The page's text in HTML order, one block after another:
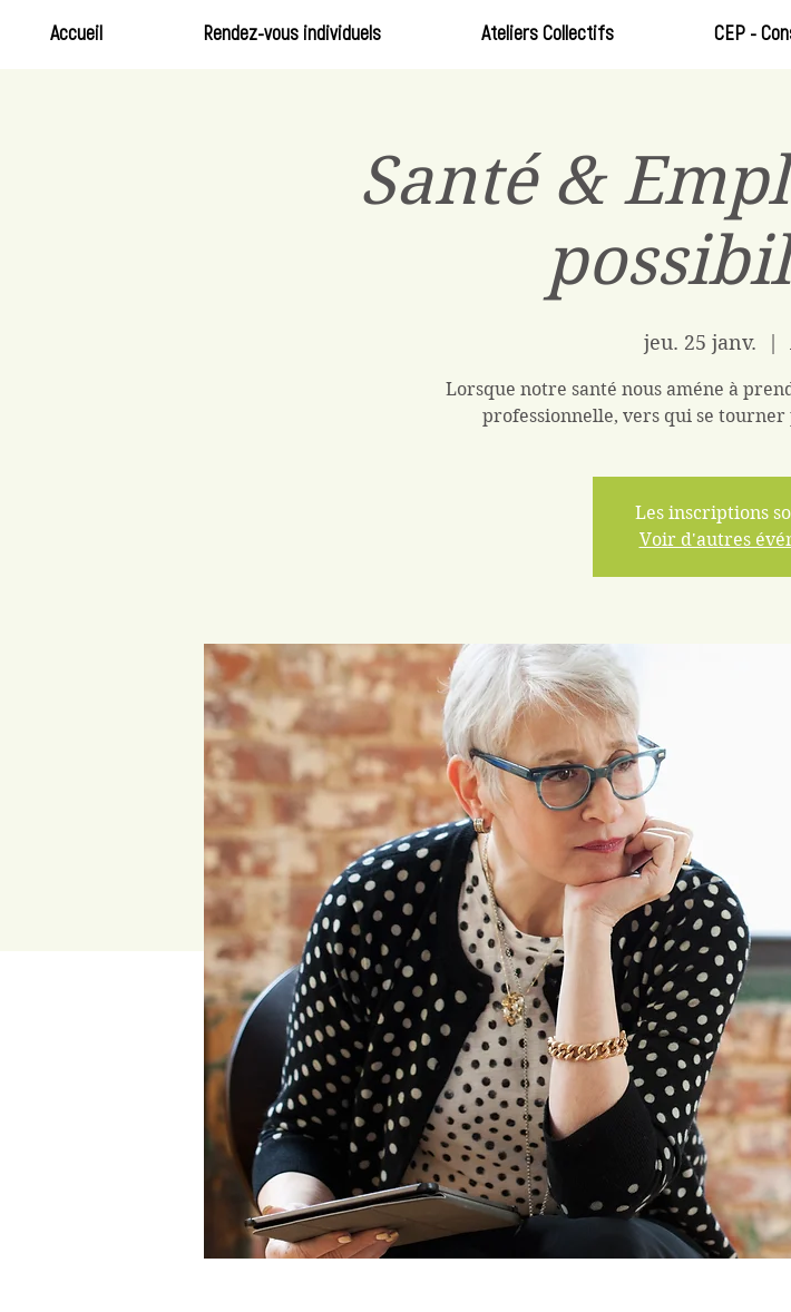
Accueil Rendez-vous individuels Ateliers Collectifs CEP -
Santé &
jeu. 25 janv.
Lorsque notre santé nous améne à
professionnelle, vers qui se tourner
Les inscriptions
Voir d'autres